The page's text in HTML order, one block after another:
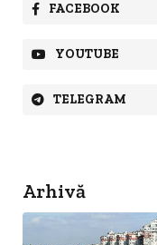
FACEBOOK
YOUTUBE
TELEGRAM
Arhivă